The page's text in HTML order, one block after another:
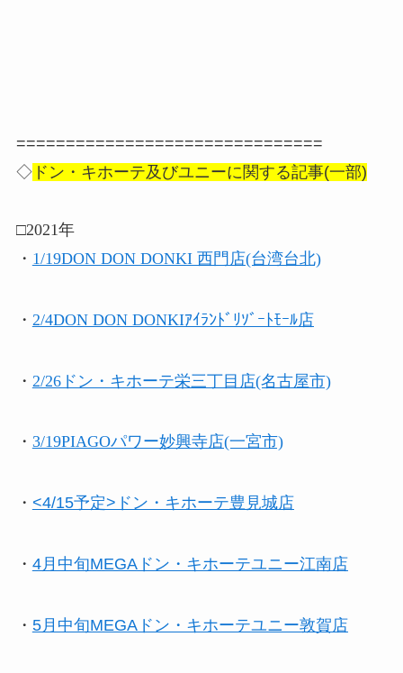
===============================
◇ドン・キホーテ及びユニーに関する記事(一部)
□2021年
・ 1/19DON DON DONKI 西門店(台湾台北)
・ 2/4DON DON DONKIｱｲﾗﾝﾄﾞﾘｿﾞｰﾄﾓｰﾙ店
・ 2/26ドン・キホーテ栄三丁目店(名古屋市)
・ 3/19PIAGOパワー妙興寺店(一宮市)
・ <4/15予定>ドン・キホーテ豊見城店
・ 4月中旬MEGAドン・キホーテユニー江南店
・ 5月中旬MEGAドン・キホーテユニー敦賀店